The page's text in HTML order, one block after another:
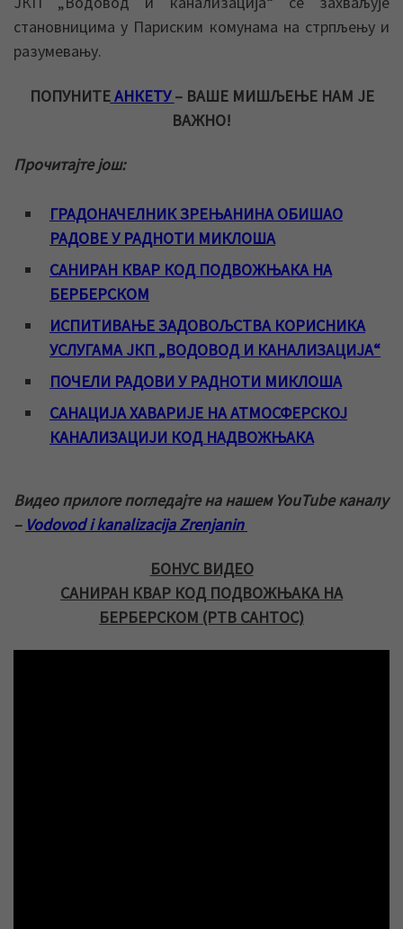
становницима у Париским комунама на стрпљењу и
разумевању.
ПОПУНИТЕАНКЕТУ – ВАШЕ МИШЉЕЊЕ НАМ ЈЕ
ВАЖНО!
Прочитајте још:
ГРАДОНАЧЕЛНИК ЗРЕЊАНИНА ОБИШАО
РАДОВЕ У РАДНОТИ МИКЛОША
САНИРАН КВАР КОД ПОДВОЖЊАКА НА
БЕРБЕРСКОМ
ИСПИТИВАЊЕ ЗАДОВОЉСТВА КОРИСНИКА
УСЛУГАМА ЈКП „ВОДОВОД И КАНАЛИЗАЦИЈА“
ПОЧЕЛИ РАДОВИ У РАДНОТИ МИКЛОША
САНАЦИЈА ХАВАРИЈЕ НА АТМОСФЕРСКОЈ
КАНАЛИЗАЦИЈИ КОД НАДВОЖЊАКА
Видео прилоге погледајте на нашем YouTube каналу
– Vodovod i kanalizacija Zrenjanin
БОНУС ВИДЕО
САНИРАН КВАР КОД ПОДВОЖЊАКА НА
БЕРБЕРСКОМ (РТВ САНТОС)